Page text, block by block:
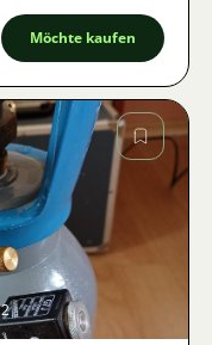
Möchte kaufen
2